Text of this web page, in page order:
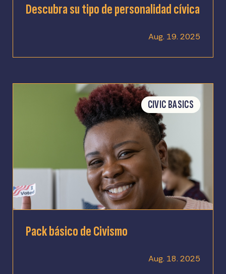
Descubra su tipo de personalidad cívica
Aug. 19. 2025
CIVIC BASICS
Pack básico de Civismo
Aug. 18. 2025